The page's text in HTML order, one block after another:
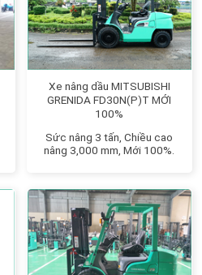
Xe nâng dầu MITSUBISHI
GRENIDA FD30N(P)T MỚI
100%
Sức nâng 3 tấn, Chiều cao
nâng 3,000 mm, Mới 100%.